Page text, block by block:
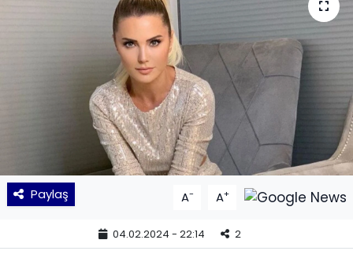
Paylaş A- A+
04.02.2024 - 22:14 2
KÜLTÜR SANAT
MAGAZİN
POLİTİKA
Siyaset